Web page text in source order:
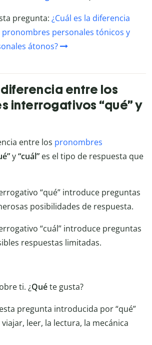
pregunta: ¿Cuál es la diferencia
personales tónicos y
átonos?
diferencia entre los
interrogativos “qué” y
entre los pronombres
y“cuál” es el tipo de respuesta que
“qué” introduce preguntas
posibilidades de respuesta.
“cuál” introduce preguntas
respuestas limitadas.
ti. ¿Quéte gusta?
pregunta introducida por “qué”
leer, la lectura, la mecánica